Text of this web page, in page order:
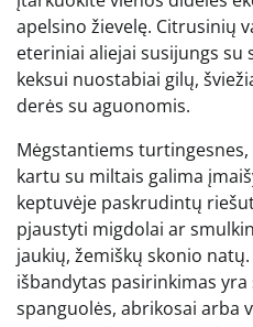
apelsino žievelę. Citrusinių
eteriniai aliejai susijungs su
keksui nuostabiai gilų,
derės su aguonomis.
Mėgstantiems
kartu su miltais galima
keptuvėje paskrudintų
pjaustyti migdolai ar
jaukių, žemiškų skonio
išbandytas pasirinkimas
spanguolės, abrikosai arba